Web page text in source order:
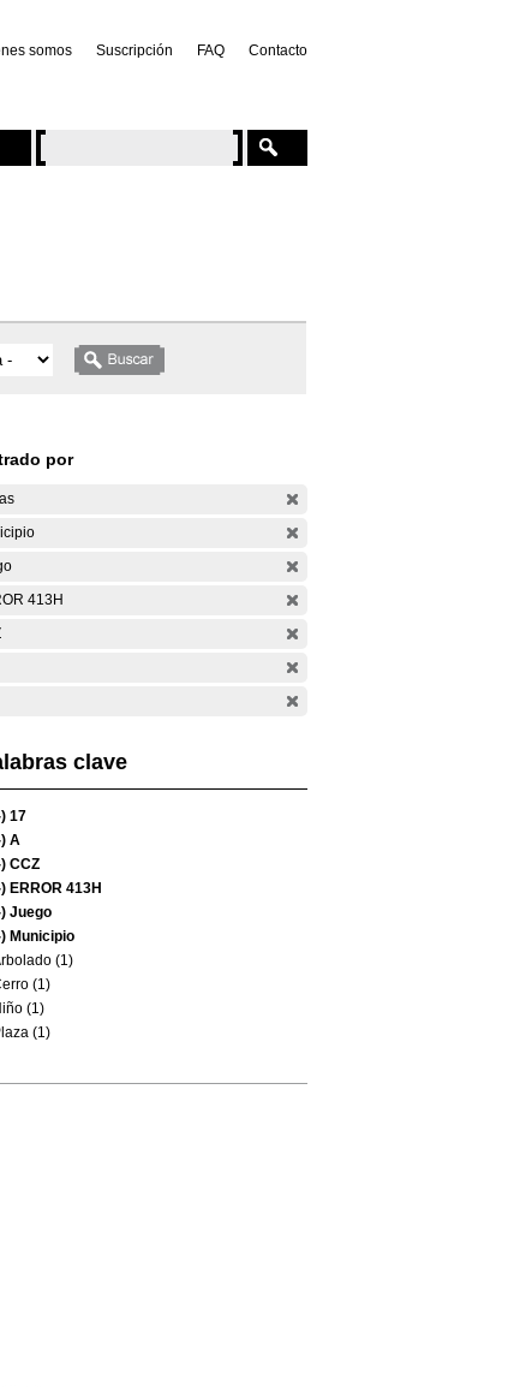
somos Suscripción FAQ Contacto
por
413H
clave
17
A
CCZ
ERROR 413H
Juego
Municipio
(1)
(1)
(1)
(1)